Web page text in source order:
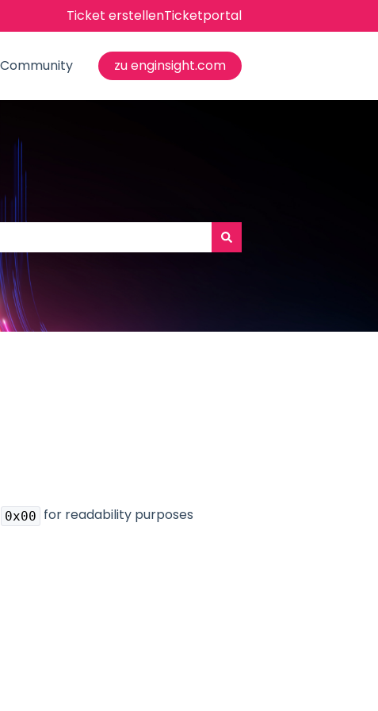
Ticket erstellenTicketportal
Community zu enginsight.com
0x00 for readability purposes